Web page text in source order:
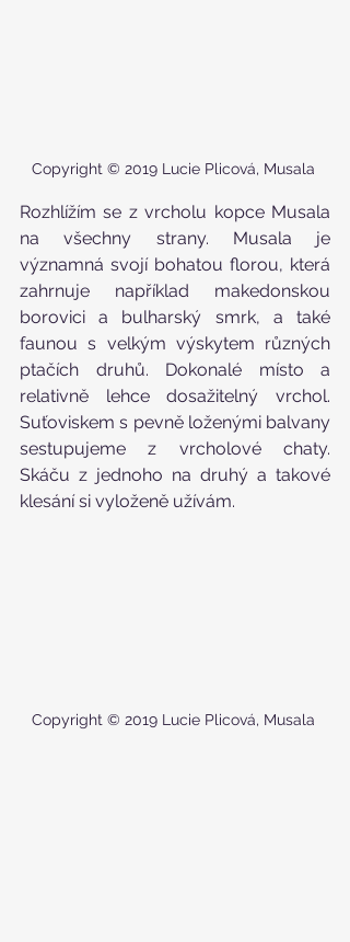
Copyright © 2019 Lucie Plicová, Musala
Rozhlížím se z vrcholu kopce Musala
na všechny strany. Musala je
významná svojí bohatou florou, která
zahrnuje například makedonskou
borovici a bulharský smrk, a také
faunou s velkým výskytem různých
ptačích druhů. Dokonalé místo a
relativně lehce dosažitelný vrchol.
Suťoviskem s pevně loženými balvany
sestupujeme z vrcholové chaty.
Skáču z jednoho na druhý a takové
klesání si vyloženě užívám.
Copyright © 2019 Lucie Plicová, Musala